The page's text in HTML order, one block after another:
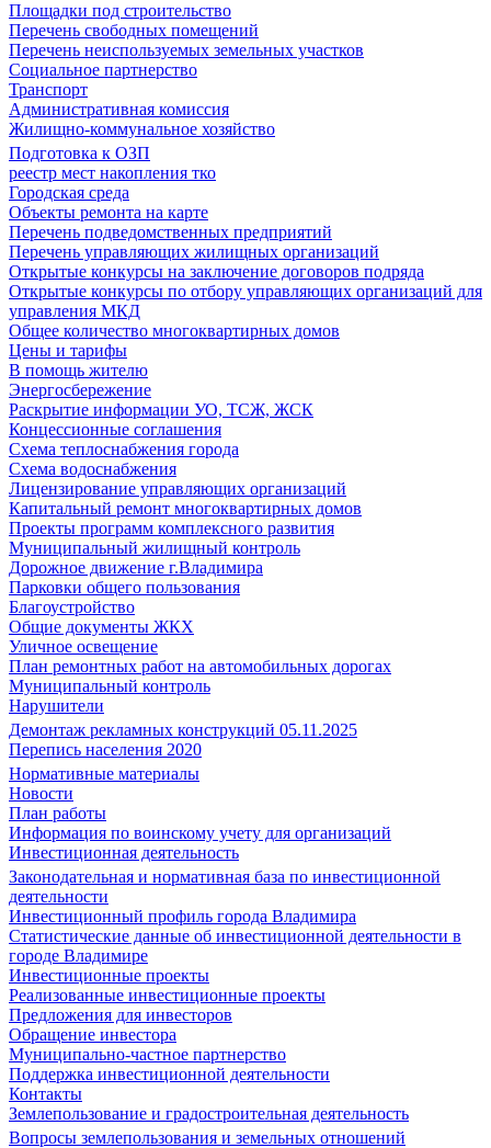
Площадки под строительство
Перечень свободных помещений
Перечень неиспользуемых земельных участков
Социальное партнерство
Транспорт
Административная комиссия
Жилищно-коммунальное хозяйство
Подготовка к ОЗП
реестр мест накопления тко
Городская среда
Объекты ремонта на карте
Перечень подведомственных предприятий
Перечень управляющих жилищных организаций
Открытые конкурсы на заключение договоров подряда
Открытые конкурсы по отбору управляющих организаций для
управления МКД
Общее количество многоквартирных домов
Цены и тарифы
В помощь жителю
Энергосбережение
Раскрытие информации УО, ТСЖ, ЖСК
Концессионные соглашения
Схема теплоснабжения города
Схема водоснабжения
Лицензирование управляющих организаций
Капитальный ремонт многоквартирных домов
Проекты программ комплексного развития
Муниципальный жилищный контроль
Дорожное движение г.Владимира
Парковки общего пользования
Благоустройство
Общие документы ЖКХ
Уличное освещение
План ремонтных работ на автомобильных дорогах
Муниципальный контроль
Нарушители
Демонтаж рекламных конструкций 05.11.2025
Перепись населения 2020
Нормативные материалы
Новости
План работы
Информация по воинскому учету для организаций
Инвестиционная деятельность
Законодательная и нормативная база по инвестиционной
деятельности
Инвестиционный профиль города Владимира
Статистические данные об инвестиционной деятельности в
городе Владимире
Инвестиционные проекты
Реализованные инвестиционные проекты
Предложения для инвесторов
Обращение инвестора
Муниципально-частное партнерство
Поддержка инвестиционной деятельности
Контакты
Землепользование и градостроительная деятельность
Вопросы землепользования и земельных отношений